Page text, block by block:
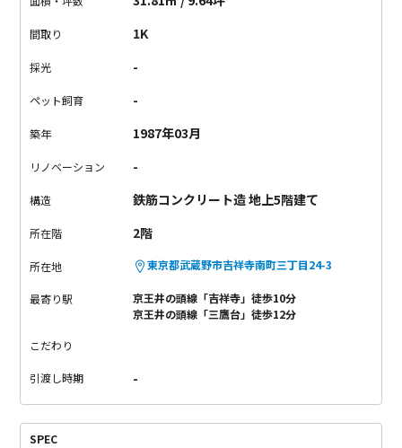
間取り 1K
採光 -
ペット飼育 -
築年 1987年03月
リノベーション -
構造 鉄筋コンクリート造 地上5階建て
所在階 2階
所在地 東京都武蔵野市吉祥寺南町三丁目24-3
最寄り駅
京王井の頭線「吉祥寺」徒歩10分
京王井の頭線「三鷹台」徒歩12分
こだわり
引渡し時期 -
SPEC